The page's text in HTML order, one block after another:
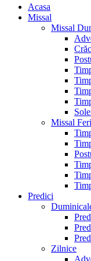
Acasa
Missal
Missal
Missal
Predici
Zilnice